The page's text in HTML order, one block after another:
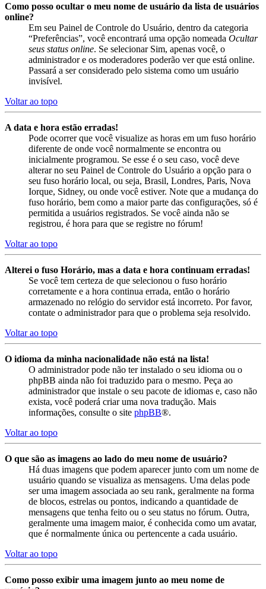
Como posso ocultar o meu nome de usuário da lista de usuários
online?
Em seu Painel de Controle do Usuário, dentro da categoria
“Preferências”, você encontrará uma opção nomeada Ocultar
seus status online. Se selecionar Sim, apenas você, o
administrador e os moderadores poderão ver que está online.
Passará a ser considerado pelo sistema como um usuário
invisível.
Voltar ao topo
A data e hora estão erradas!
Pode ocorrer que você visualize as horas em um fuso horário
diferente de onde você normalmente se encontra ou
inicialmente programou. Se esse é o seu caso, você deve
alterar no seu Painel de Controle do Usuário a opção para o
seu fuso horário local, ou seja, Brasil, Londres, Paris, Nova
Iorque, Sidney, ou onde você estiver. Note que a mudança do
fuso horário, bem como a maior parte das configurações, só é
permitida a usuários registrados. Se você ainda não se
registrou, é hora para que se registre no fórum!
Voltar ao topo
Alterei o fuso Horário, mas a data e hora continuam erradas!
Se você tem certeza de que selecionou o fuso horário
corretamente e a hora continua errada, então o horário
armazenado no relógio do servidor está incorreto. Por favor,
contate o administrador para que o problema seja resolvido.
Voltar ao topo
O idioma da minha nacionalidade não está na lista!
O administrador pode não ter instalado o seu idioma ou o
phpBB ainda não foi traduzido para o mesmo. Peça ao
administrador que instale o seu pacote de idiomas e, caso não
exista, você poderá criar uma nova tradução. Mais
informações, consulte o site phpBB®.
Voltar ao topo
O que são as imagens ao lado do meu nome de usuário?
Há duas imagens que podem aparecer junto com um nome de
usuário quando se visualiza as mensagens. Uma delas pode
ser uma imagem associada ao seu rank, geralmente na forma
de blocos, estrelas ou pontos, indicando a quantidade de
mensagens que tenha feito ou o seu status no fórum. Outra,
geralmente uma imagem maior, é conhecida como um avatar,
que é normalmente única ou pertencente a cada usuário.
Voltar ao topo
Como posso exibir uma imagem junto ao meu nome de